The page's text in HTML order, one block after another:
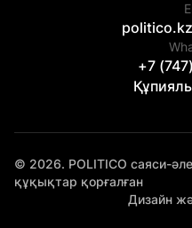
+7
© 2026. POLITICO саяси-
құқықтар қорғалған
Дизайн